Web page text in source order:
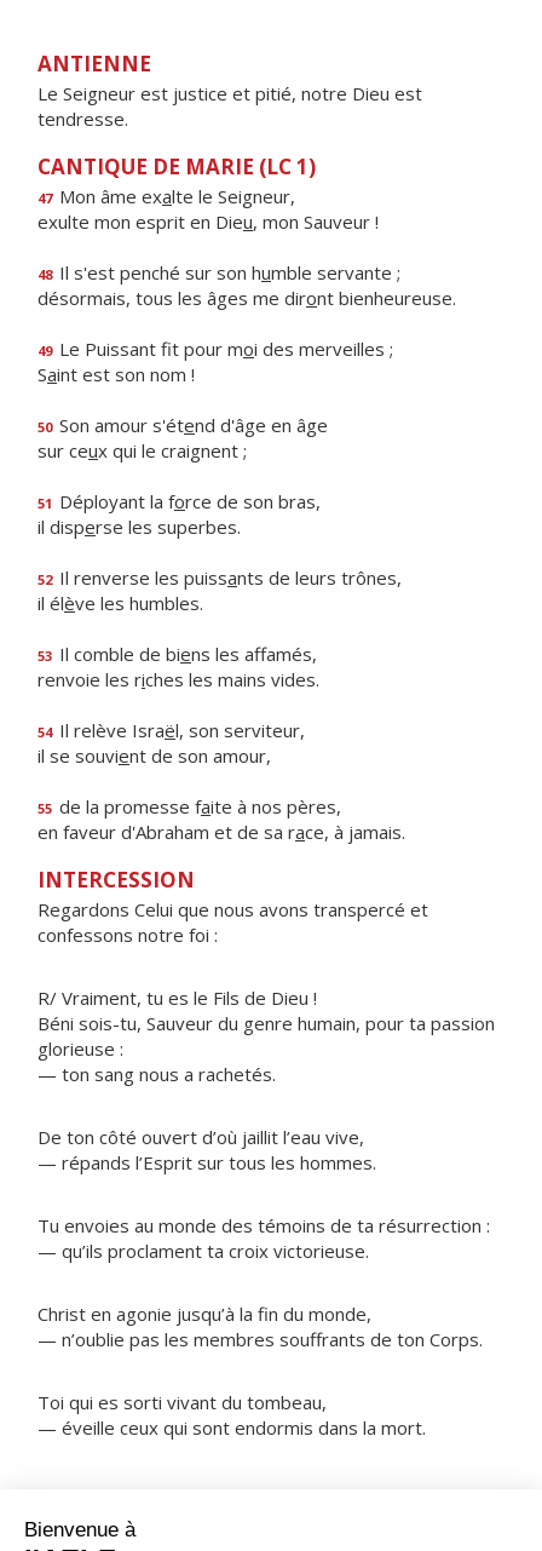
ANTIENNE
Le Seigneur est justice et pitié, notre Dieu est
tendresse.
CANTIQUE DE MARIE (LC 1)
47 Mon âme exalte le Seigneur,
exulte mon esprit en Dieu, mon Sauveur !
48 Il s'est penché sur son humble servante ;
désormais, tous les âges me diront bienheureuse.
49 Le Puissant fit pour moi des merveilles ;
Saint est son nom !
50 Son amour s'étend d'âge en âge
sur ceux qui le craignent ;
51 Déployant la force de son bras,
il disperse les superbes.
52 Il renverse les puissants de leurs trônes,
il élève les humbles.
53 Il comble de biens les affamés,
renvoie les riches les mains vides.
54 Il relève Israël, son serviteur,
il se souvient de son amour,
55 de la promesse faite à nos pères,
en faveur d'Abraham et de sa race, à jamais.
INTERCESSION
Regardons Celui que nous avons transpercé et
confessons notre foi :
R/ Vraiment, tu es le Fils de Dieu !
Béni sois-tu, Sauveur du genre humain, pour ta passion
glorieuse :
— ton sang nous a rachetés.
De ton côté ouvert d’où jaillit l’eau vive,
— répands l’Esprit sur tous les hommes.
Tu envoies au monde des témoins de ta résurrection :
— qu’ils proclament ta croix victorieuse.
Christ en agonie jusqu’à la fin du monde,
— n’oublie pas les membres souffrants de ton Corps.
Toi qui es sorti vivant du tombeau,
— éveille ceux qui sont endormis dans la mort.